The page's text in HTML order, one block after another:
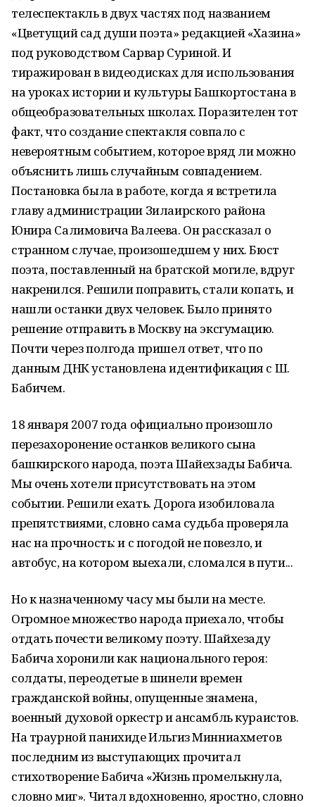
телеспектакль в двух частях под названием
«Цветущий сад души поэта» редакцией «Хазина»
под руководством Сарвар Суриной. И
тиражирован в видеодисках для использования
на уроках истории и культуры Башкортостана в
общеобразовательных школах. Поразителен тот
факт, что создание спектакля совпало с
невероятным событием, которое вряд ли можно
объяснить лишь случайным совпадением.
Постановка была в работе, когда я встретила
главу администрации Зилаирского района
Юнира Салимовича Валеева. Он рассказал о
странном случае, произошедшем у них. Бюст
поэта, поставленный на братской могиле, вдруг
накренился. Решили поправить, стали копать, и
нашли останки двух человек. Было принято
решение отправить в Москву на эксгумацию.
Почти через полгода пришел ответ, что по
данным ДНК установлена идентификация с Ш.
Бабичем.
18 января 2007 года официально произошло
перезахоронение останков великого сына
башкирского народа, поэта Шайехзады Бабича.
Мы очень хотели присутствовать на этом
событии. Решили ехать. Дорога изобиловала
препятствиями, словно сама судьба проверяла
нас на прочность: и с погодой не повезло, и
автобус, на котором выехали, сломался в пути...
Но к назначенному часу мы были на месте.
Огромное множество народа приехало, чтобы
отдать почести великому поэту. Шайхезаду
Бабича хоронили как национального героя:
солдаты, переодетые в шинели времен
гражданской войны, опущенные знамена,
военный духовой оркестр и ансамбль кураистов.
На траурной панихиде Ильгиз Минниахметов
последним из выступающих прочитал
стихотворение Бабича «Жизнь промелькнула,
словно миг». Читал вдохновенно, яростно, словно